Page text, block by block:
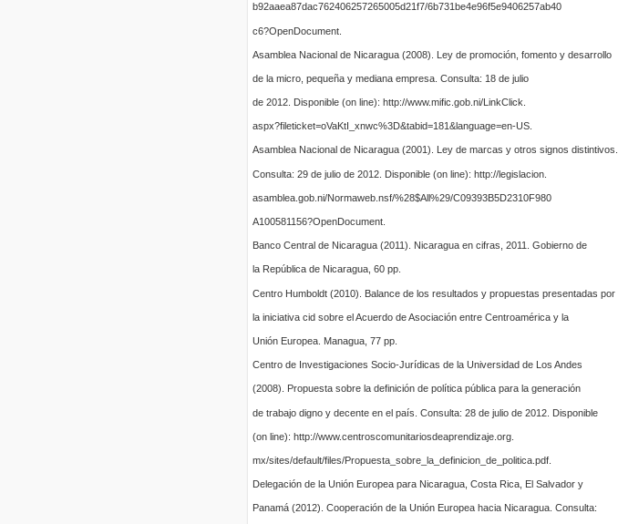
b92aaea87dac762406257265005d21f7/6b731be4e96f5e9406257ab40
c6?OpenDocument.
Asamblea Nacional de Nicaragua (2008). Ley de promoción, fomento y desarrollo
de la micro, pequeña y mediana empresa. Consulta: 18 de julio
de 2012. Disponible (on line): http://www.mific.gob.ni/LinkClick.
aspx?fileticket=oVaKtI_xnwc%3D&tabid=181&language=en-US.
Asamblea Nacional de Nicaragua (2001). Ley de marcas y otros signos distintivos.
Consulta: 29 de julio de 2012. Disponible (on line): http://legislacion.
asamblea.gob.ni/Normaweb.nsf/%28$All%29/C09393B5D2310F980
A100581156?OpenDocument.
Banco Central de Nicaragua (2011). Nicaragua en cifras, 2011. Gobierno de
la República de Nicaragua, 60 pp.
Centro Humboldt (2010). Balance de los resultados y propuestas presentadas por
la iniciativa cid sobre el Acuerdo de Asociación entre Centroamérica y la
Unión Europea. Managua, 77 pp.
Centro de Investigaciones Socio-Jurídicas de la Universidad de Los Andes
(2008). Propuesta sobre la definición de política pública para la generación
de trabajo digno y decente en el país. Consulta: 28 de julio de 2012. Disponible
(on line): http://www.centroscomunitariosdeaprendizaje.org.
mx/sites/default/files/Propuesta_sobre_la_definicion_de_politica.pdf.
Delegación de la Unión Europea para Nicaragua, Costa Rica, El Salvador y
Panamá (2012). Cooperación de la Unión Europea hacia Nicaragua. Consulta: